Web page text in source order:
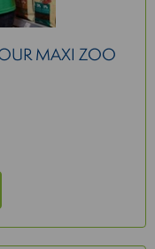
MAXI ZOO